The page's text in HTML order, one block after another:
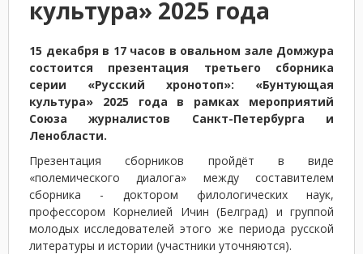
культура» 2025 года
15 декабря в 17 часов в овальном зале Домжура
состоится презентация третьего сборника
серии «Русский хронотоп»: «Бунтующая
культура» 2025 года в рамках мероприятий
Союза журналистов Санкт-Петербурга и
Ленобласти.
Презентация сборников пройдёт в виде
«полемического диалога» между составителем
сборника - доктором филологических наук,
профессором Корнелией Ичин (Белград) и группой
молодых исследователей этого же периода русской
литературы и истории (участники уточняются).